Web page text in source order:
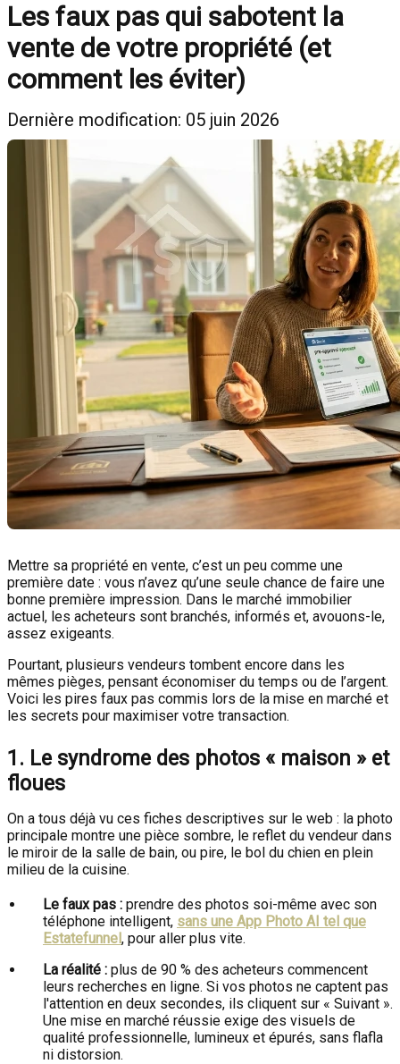
Les faux pas qui sabotent la
vente de votre propriété (et
comment les éviter)
Dernière modification: 05 juin 2026
Mettre sa propriété en vente, c’est un peu comme une
première date : vous n’avez qu’une seule chance de faire une
bonne première impression. Dans le marché immobilier
actuel, les acheteurs sont branchés, informés et, avouons-le,
assez exigeants.
Pourtant, plusieurs vendeurs tombent encore dans les
mêmes pièges, pensant économiser du temps ou de l’argent.
Voici les pires faux pas commis lors de la mise en marché et
les secrets pour maximiser votre transaction.
1. Le syndrome des photos « maison » et
floues
On a tous déjà vu ces fiches descriptives sur le web : la photo
principale montre une pièce sombre, le reflet du vendeur dans
le miroir de la salle de bain, ou pire, le bol du chien en plein
milieu de la cuisine.
Le faux pas : prendre des photos soi-même avec son
téléphone intelligent, sans une App Photo AI tel que
Estatefunnel, pour aller plus vite.
La réalité : plus de 90 % des acheteurs commencent
leurs recherches en ligne. Si vos photos ne captent pas
l'attention en deux secondes, ils cliquent sur « Suivant ».
Une mise en marché réussie exige des visuels de
qualité professionnelle, lumineux et épurés, sans flafla
ni distorsion.